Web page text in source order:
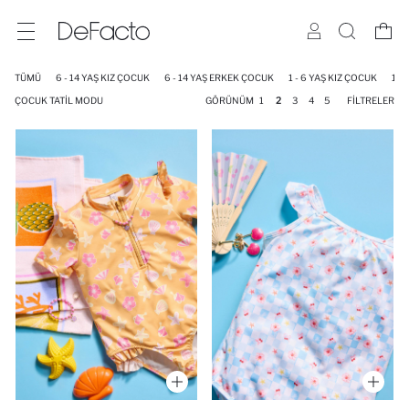
TÜMÜ 6 - 14 YAŞ KIZ ÇOCUK 6 - 14 YAŞ ERKEK ÇOCUK 1 - 6 YAŞ KIZ ÇOCUK 1 -
ÇOCUK TATIL MODU GÖRÜNÜM 1 2 3 4 5 FILTRELER